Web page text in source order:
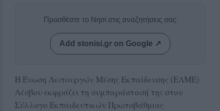
Προσθέστε το Νησί στις αναζητήσεις σας
Add stonisi.gr on Google ↗
Η Ένωση Λειτουργών Μέσης Εκπαίδευσης (ΕΛΜΕ)
Λέσβου εκφράζει τη συμπαράστασή της στον
Σύλλογο Εκπαιδευτικών Πρωτοβάθμιας